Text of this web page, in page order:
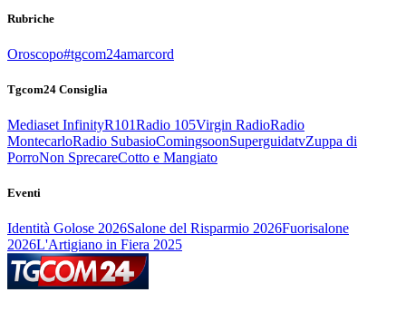
Rubriche
Oroscopo#tgcom24amarcord
Tgcom24 Consiglia
Mediaset InfinityR101Radio 105Virgin RadioRadio
MontecarloRadio SubasioComingsoonSuperguidatvZuppa di
PorroNon SprecareCotto e Mangiato
Eventi
Identità Golose 2026Salone del Risparmio 2026Fuorisalone
2026L'Artigiano in Fiera 2025